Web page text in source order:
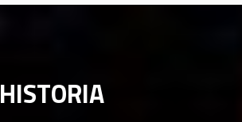
HISTORIA